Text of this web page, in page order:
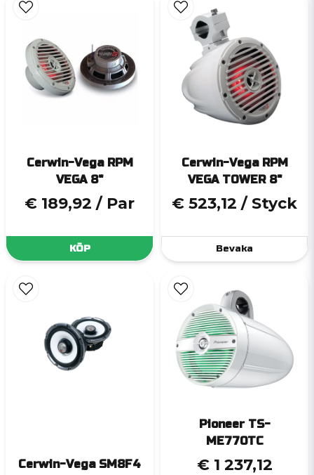
Cerwin-Vega RPM
VEGA 8"
€ 189,92 / Par
KÖP
Cerwin-Vega RPM
VEGA TOWER 8"
€ 523,12 / Styck
Bevaka
Cerwin-Vega SM8F4
Pioneer TS-
ME770TC
€ 1 237,12